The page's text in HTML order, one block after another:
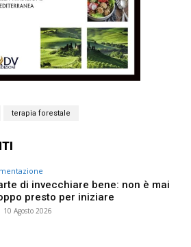
terapia forestale
di invecchiare bene: non è mai
presto per iniziare
10 Agosto 2026